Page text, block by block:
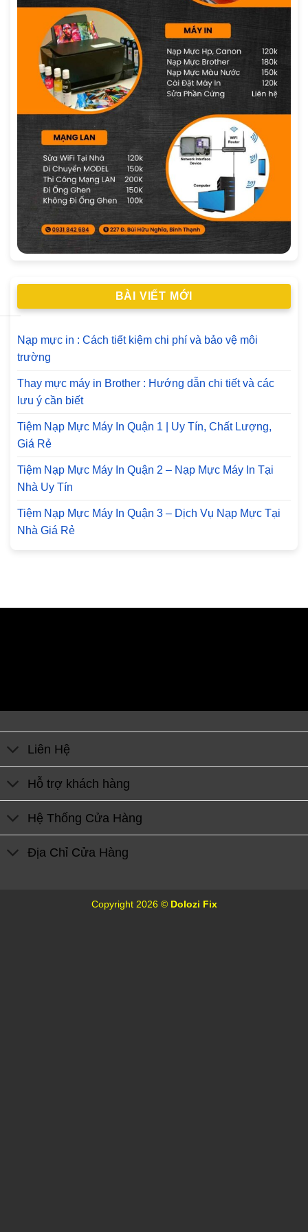
BÀI VIẾT MỚI
Nạp mực in : Cách tiết kiệm chi phí và bảo vệ môi
trường
Thay mực máy in Brother : Hướng dẫn chi tiết và các
lưu ý cần biết
Tiệm Nạp Mực Máy In Quận 1 | Uy Tín, Chất Lượng,
Giá Rẻ
Tiệm Nạp Mực Máy In Quận 2 – Nạp Mực Máy In Tại
Nhà Uy Tín
Tiệm Nạp Mực Máy In Quận 3 – Dịch Vụ Nạp Mực Tại
Nhà Giá Rẻ
Liên Hệ
Hỗ trợ khách hàng
Hệ Thống Cửa Hàng
Địa Chỉ Cửa Hàng
Copyright 2026 © Dolozi Fix